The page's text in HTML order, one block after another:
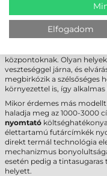
NEM EZ A
AHoneywell PX4ie
központoknak. Olyan
veszteséggel járna, és
megbirkózik a szélsőséges
környezettel is, így
Mikor érdemes más
haladja meg az 1000-3000
nyomtató
élettartamú futárcímkék
direkt termál technológia
mechanizmus
esetén pedig a tintasugaras
helyett.
Elfogadom